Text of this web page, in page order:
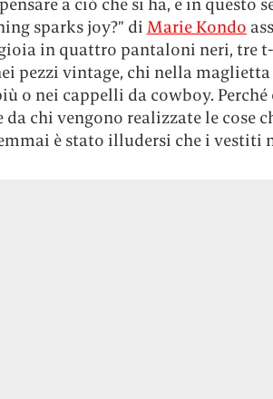
sparks joy?” di Marie Kondo
gioia in quattro pantaloni neri, tre
pezzi vintage, chi nella
o nei cappelli da cowboy. Perché
chi vengono realizzate le cose
è stato illudersi che i vestiti